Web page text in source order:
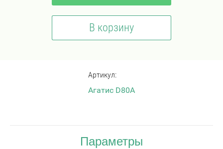
В корзину
Артикул:
Агатис D80A
Параметры